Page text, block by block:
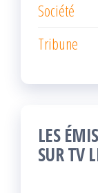
Société
Tribune
LES
SUR TV